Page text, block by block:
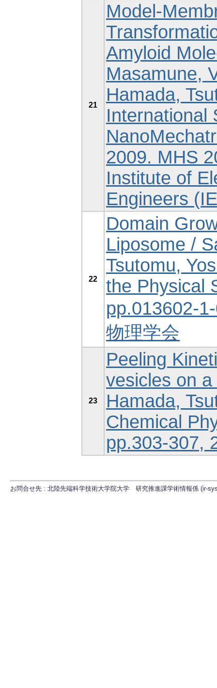
21
Model-
Amyloid
Masamune,
Hamada,
International
2009. MHS
Institute of
Engineers
22
Domain
Liposome /
Tsutomu,
the Physical
pp.013602-
物理学会
23
Peeling
vesicles on
Hamada,
Chemical
pp.303-307,
お問合せ先 : 北陸先端科学技術大学院大学 研究推進課学術情報係 (ir-